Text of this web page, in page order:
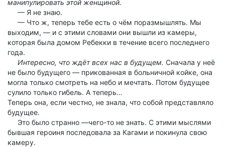
манипулировать этой женщиной.
— Я не знаю.
— Что ж, теперь тебе есть о чём поразмышлять. Мы
выходим, — и с этими словами они вышли из камеры,
которая была домом Ребекки в течение всего последнего
года.
Интересно, что ждёт всех нас в будущем. Сначала у неё
не было будущего — прикованная в больничной койке, она
могла только смотреть на небо и мечтать. Потом будущее
сулило только гибель. А теперь…
Теперь она, если честно, не знала, что собой представляло
будущее.
Это было странно —чего-то не знать. С этими мыслями
бывшая героиня последовала за Кагами и покинула свою
камеру.